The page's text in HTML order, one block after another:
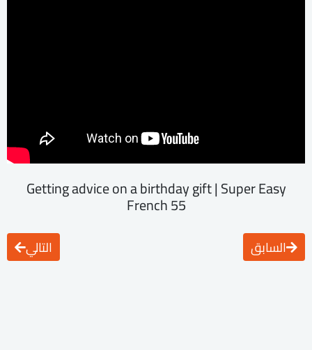
Getting advice on a birthday gift | Super Easy
French 55
السابق التالي